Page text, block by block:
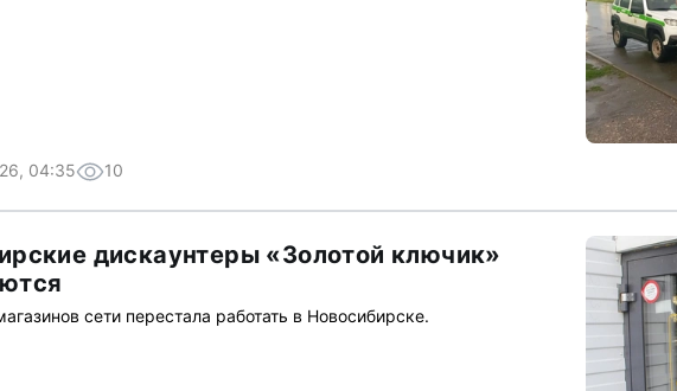
04:35 10
дискаунтеры «Золотой ключик»
сети перестала работать в Новосибирске.